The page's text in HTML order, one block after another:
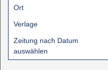
Ort
Verlage
Zeitung nach Datum
auswählen